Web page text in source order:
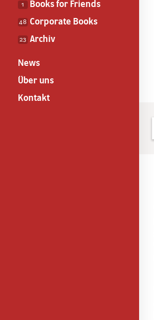
1 Books for Friends
48 Corporate Books
23 Archiv
News
Über uns
Kontakt